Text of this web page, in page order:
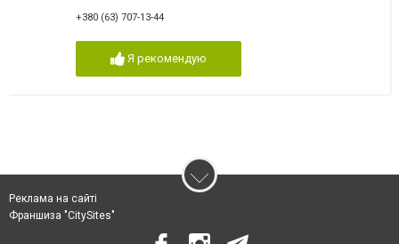
+380 (63) 707-13-44
Я рекомендую
Реклама на сайті
Франшиза "CitySites"